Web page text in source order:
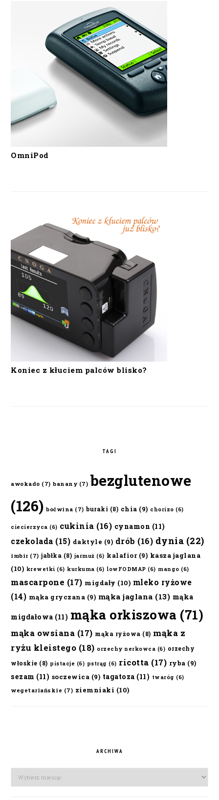
OmniPod
Koniec z kłuciem palców blisko?
TAGI
awokado (7) banany (7) bezglutenowe
(126) boćwina (7) buraki (8) chia (9) chorizo (6)
ciecierzyca (6) cukinia (16) cynamon (11)
czekolada (15) daktyle (9) drób (16) dynia (22)
imbir (7) jabłka (8) jarmuż (6) kalafior(9) kasza jaglana
(10) krewetki (6) kurkuma (6) lowFODMAP (6) mango (6)
mascarpone (17) migdały (10) mleko ryżowe
(14) mąka gryczana (9) mąka jaglana (13) mąka
migdałowa (11) mąka orkiszowa (71)
mąka owsiana (17) mąka ryżowa (8) mąka z
ryżu kleistego (18) orzechy nerkowca (6) orzechy
włoskie (8) pistacje (6) pstrąg (6) ricotta (17) ryba (9)
sezam (11) soczewica (9) tagatoza (11) twaróg (6)
wegetariańskie (7) ziemniaki (10)
ARCHIWA
Archiwa